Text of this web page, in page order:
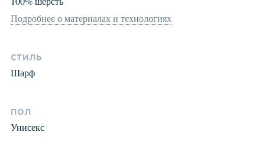
Подробнее о материалах и технологиях
СТИЛЬ
Шарф
ПОЛ
Унисекс